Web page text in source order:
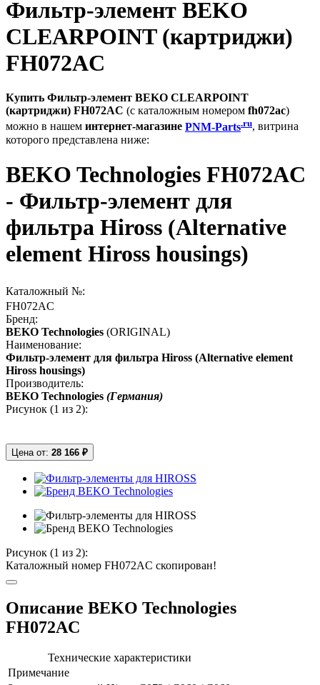
Фильтр-элемент BEKO
CLEARPOINT (картриджи)
FH072AC
Купить Фильтр-элемент BEKO CLEARPOINT
(картриджи) FH072AC (с каталожным номером fh072ac)
можно в нашем интернет-магазине PNM-Parts.ru, витрина
которого представлена ниже:
BEKO Technologies FH072AC
- Фильтр-элемент для
фильтра Hiross (Alternative
element Hiross housings)
Каталожный №:
FH072AC
Бренд:
BEKO Technologies (ORIGINAL)
Наименование:
Фильтр-элемент для фильтра Hiross (Alternative element
Hiross housings)
Производитель:
BEKO Technologies (Германия)
Рисунок (1 из 2):
Цена от: 28 166 ₽
Рисунок (1 из 2):
Каталожный номер FH072AC скопирован!
Описание BEKO Technologies
FH072AC
Технические характеристики
Примечание